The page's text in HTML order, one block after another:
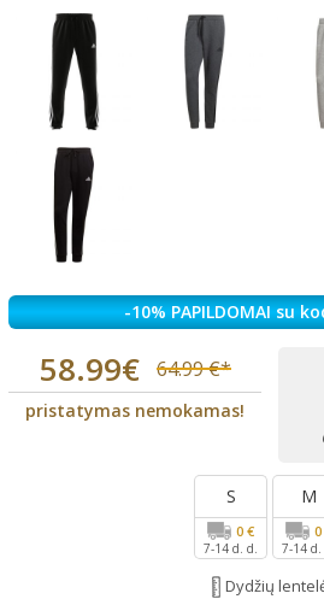
-10% PAPILDOMAI su
58.99€ 64.99 €*
pristatymas nemokamas!
S
0 €
7-14 d. d.
M
7-14 d.
Dydžių